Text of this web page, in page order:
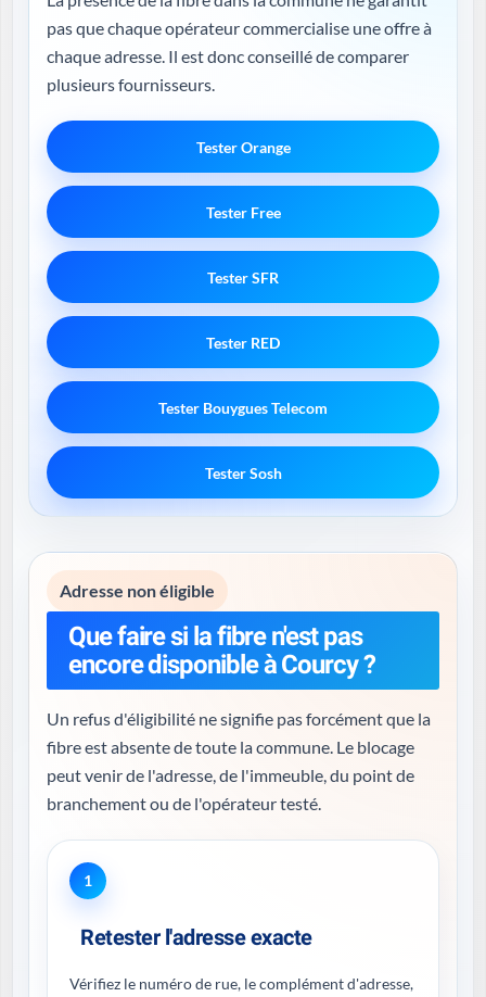
pas que chaque opérateur commercialise une offre à
chaque adresse. Il est donc conseillé de comparer
plusieurs fournisseurs.
Tester Orange
Tester Free
Tester SFR
Tester RED
Tester Bouygues Telecom
Tester Sosh
Adresse non éligible
Que faire si la fibre n'est pas
encore disponible à Courcy ?
Un refus d'éligibilité ne signifie pas forcément que la
fibre est absente de toute la commune. Le blocage
peut venir de l'adresse, de l'immeuble, du point de
branchement ou de l'opérateur testé.
1
Retester l'adresse exacte
Vérifiez le numéro de rue, le complément d'adresse,